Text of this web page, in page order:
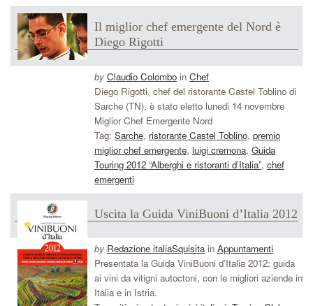
Il miglior chef emergente del Nord è
Diego Rigotti
by Claudio Colombo in Chef
Diego Rigotti, chef del ristorante Castel Toblino di
Sarche (TN), è stato eletto lunedi 14 novembre
Miglior Chef Emergente Nord
Tag: Sarche, ristorante Castel Toblino, premio
miglior chef emergente, luigi cremona, Guida
Touring 2012 “Alberghi e ristoranti d’Italia”, chef
emergenti
Uscita la Guida ViniBuoni d’Italia 2012
by Redazione italiaSquisitain Appuntamenti
Presentata la Guida ViniBuoni d’Italia 2012: guida
ai vini da vitigni autoctoni, con le migliori aziende in
Italia e in Istria.